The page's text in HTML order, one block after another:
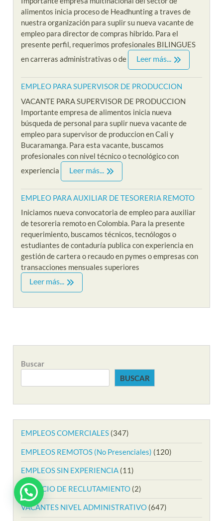
alimentos inicia proceso de Headhunting a traves de
nuestra organización para suplir su nueva vacante de
empleo para director de compras hibrido. Para el
presente perfil, requerimos profesionales BILINGUES
en carreras administrativas o de
Leer más...
EMPLEO PARA SUPERVISOR DE PRODUCCION
VACANTE PARA SUPERVISOR DE PRODUCCION
Importante empresa de alimentos inicia nueva
búsqueda de personal para suplir nueva vacante de
empleo para supervisor de produccion en Cali y
Bucaramanga. Para esta vacante, buscamos
profesionales con nivel técnico o tecnológico con
experiencia
Leer más...
EMPLEO PARA AUXILIAR DE TESORERIA REMOTO
Iniciamos nueva convocatoria de empleo para auxiliar
de tesoreria remoto en Colombia. Para la presente
requerimiento, buscamos técnicos, tecnólogos o
estudiantes de contaduría publica con experiencia en
gestión de cartera o recaudo en pymes o empresas con
transacciones mensuales superiores
Leer más...
Buscar
BUSCAR
EMPLEOS COMERCIALES (347)
EMPLEOS REMOTOS (No Presenciales) (120)
EMPLEOS SIN EXPERIENCIA (11)
SERVICIO DE RECLUTAMIENTO (2)
VACANTES NIVEL ADMINISTRATIVO (647)